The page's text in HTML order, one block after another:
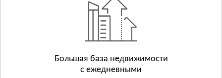
ХМЕЛЬНИЦКАЯ ОБЛАСТЬ
Смотреть всё
ЧЕРКАССКАЯ ОБЛАСТЬ
Большая база недвижимости
с ежедневными